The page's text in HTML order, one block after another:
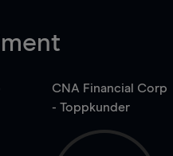
CNA Financial Corp
- Toppkunder